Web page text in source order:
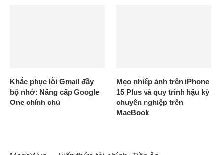
Khắc phục lỗi Gmail đầy
bộ nhớ: Nâng cấp Google
One chính chủ
Mẹo nhiếp ảnh trên iPhone
15 Plus và quy trình hậu kỳ
chuyên nghiệp trên
MacBook